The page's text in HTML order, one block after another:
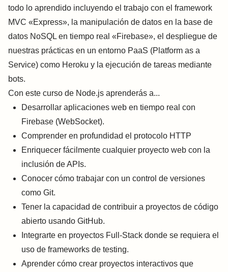
todo lo aprendido incluyendo el trabajo con el framework
MVC «Express», la manipulación de datos en la base de
datos NoSQL en tiempo real «Firebase», el despliegue de
nuestras prácticas en un entorno PaaS (Platform as a
Service) como Heroku y la ejecución de tareas mediante
bots.
Con este curso de Node.js aprenderás a...
Desarrollar aplicaciones web en tiempo real con
Firebase (WebSocket).
Comprender en profundidad el protocolo HTTP
Enriquecer fácilmente cualquier proyecto web con la
inclusión de APIs.
Conocer cómo trabajar con un control de versiones
como Git.
Tener la capacidad de contribuir a proyectos de código
abierto usando GitHub.
Integrarte en proyectos Full-Stack donde se requiera el
uso de frameworks de testing.
Aprender cómo crear proyectos interactivos que